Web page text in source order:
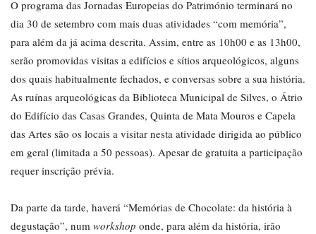
O programa das Jornadas Europeias do Património terminará no
dia 30 de setembro com mais duas atividades “com memória”,
para além da já acima descrita. Assim, entre as 10h00 e as 13h00,
serão promovidas visitas a edifícios e sítios arqueológicos, alguns
dos quais habitualmente fechados, e conversas sobre a sua história.
As ruínas arqueológicas da Biblioteca Municipal de Silves, o Átrio
do Edifício das Casas Grandes, Quinta de Mata Mouros e Capela
das Artes são os locais a visitar nesta atividade dirigida ao público
em geral (limitada a 50 pessoas). Apesar de gratuita a participação
requer inscrição prévia.
Da parte da tarde, haverá “Memórias de Chocolate: da história à
degustação”, num workshop onde, para além da história, irão